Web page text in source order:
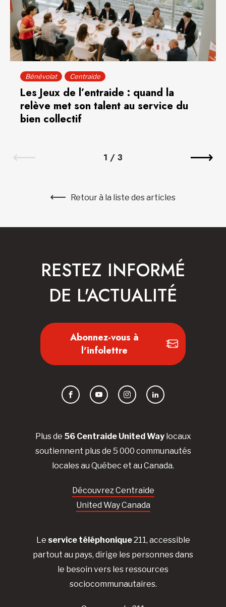
Bénévolat Centraide
Les Jeux de l’entraide : quand la
relève met son talent au service du
bien collectif
1 / 3
Retour à la liste des articles
Plus de 56 Centraide United Waylocaux
soutiennent plus de 5 000 communautés
locales au Québec et au Canada.
Découvrez Centraide
United Way Canada
Le service téléphonique211, accessible
partout au pays, dirige les personnes dans
le besoin vers les ressources
sociocommunautaires.
RESTEZ INFORMÉ
DE L'ACTUALITÉ
Abonnez-vous à
l'infolettre
FacebookYouTubeInstagramLinkedIn